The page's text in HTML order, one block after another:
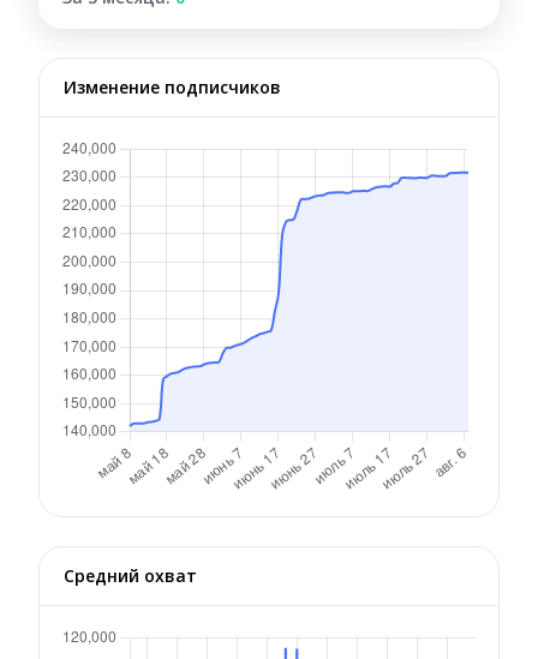
Изменение подписчиков
Средний охват